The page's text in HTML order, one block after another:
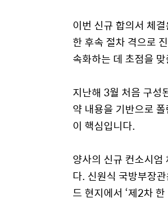
이번 신규 합의서 체
한 후속 절차 격으로
속화하는 데 초점을
지난해 3월 처음 구성
약 내용을 기반으로
이 핵심입니다.
양사의 신규 컨소시
다. 신원식 국방부장
드 현지에서 ‘제2차 한